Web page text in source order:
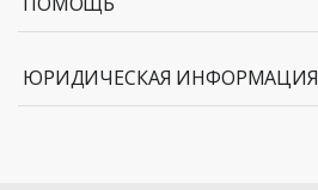
ЮРИДИЧЕСКАЯ ИНФОРМАЦИЯ